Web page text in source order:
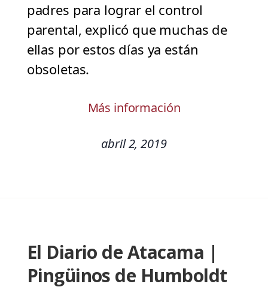
padres para lograr el control
parental, explicó que muchas de
ellas por estos días ya están
obsoletas.
Más información
abril 2, 2019
El Diario de Atacama |
Pingüinos de Humboldt